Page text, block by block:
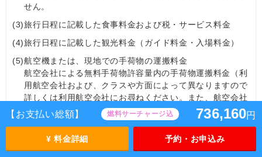
【お支払い総額】 燃料サーチャージ込 736,160円
¥ 料金詳細 予約・お申込み
せん。
(3)旅行日程に記載した食事料金および税・サービス料金
(4)旅行日程に記載した観光料金（ガイド料金・入場料金）
(5)航空機または、現地での手荷物の運搬料金
航空会社による無料手荷物許容量内の手荷物運搬料金（利
用航空会社および、クラスや方面によって異なりますので
詳しくは利用航空会社にお尋ねください。また、航空会社
の受託手荷物有料化に伴い一部含まれない場合がありま
す）
なお、手荷物の運送は当該運送機関が行い、当社が運送機